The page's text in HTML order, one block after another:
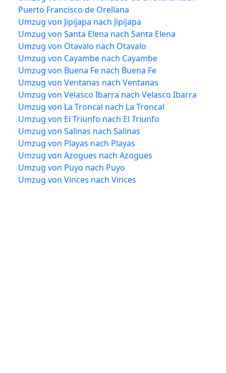
Puerto Francisco de Orellana
Umzug von Jipijapa nach Jipijapa
Umzug von Santa Elena nach Santa Elena
Umzug von Otavalo nach Otavalo
Umzug von Cayambe nach Cayambe
Umzug von Buena Fe nach Buena Fe
Umzug von Ventanas nach Ventanas
Umzug von Velasco Ibarra nach Velasco Ibarra
Umzug von La Troncal nach La Troncal
Umzug von El Triunfo nach El Triunfo
Umzug von Salinas nach Salinas
Umzug von Playas nach Playas
Umzug von Azogues nach Azogues
Umzug von Puyo nach Puyo
Umzug von Vinces nach Vinces